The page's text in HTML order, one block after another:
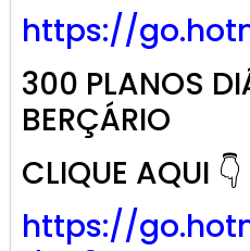
https://go.
300 PLANOS
BERÇÁRIO
CLIQUE AQUI 👇
https://